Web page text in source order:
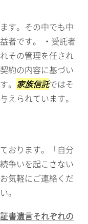
す。その中でも中
者です。 ・受託者
その管理を任され
約の内容に基づい
。 家族信託ではそ
えられています。
おります。「自分
争いを起こさない
気軽にご連絡くだ
。
書遺言それぞれの